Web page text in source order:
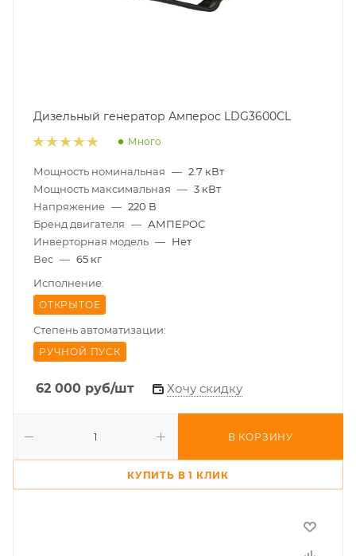
Дизельный генератор Амперос LDG3600СL
Много
Мощность номинальная — 2.7 кВт
Мощность максимальная — 3 кВт
Напряжение — 220 В
Бренд двигателя — АМПЕРОС
Инверторная модель — Нет
Вес — 65 кг
Исполнение:
ОТКРЫТОЕ
Степень автоматизации:
РУЧНОЙ ПУСК
62 000 руб/шт Хочу скидку
В КОРЗИНУ
КУПИТЬ В 1 КЛИК